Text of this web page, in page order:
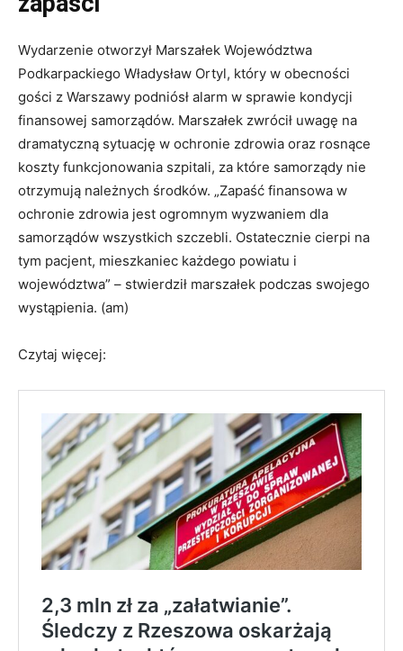
Wydarzenie otworzył Marszałek Województwa
Podkarpackiego Władysław Ortyl, który w obecności
gości z Warszawy podniósł alarm w sprawie kondycji
finansowej samorządów. Marszałek zwrócił uwagę na
dramatyczną sytuację w ochronie zdrowia oraz rosnące
koszty funkcjonowania szpitali, za które samorządy nie
otrzymują należnych środków. „Zapaść finansowa w
ochronie zdrowia jest ogromnym wyzwaniem dla
samorządów wszystkich szczebli. Ostatecznie cierpi na
tym pacjent, mieszkaniec każdego powiatu i
województwa” – stwierdził marszałek podczas swojego
wystąpienia. (am)
Czytaj więcej: